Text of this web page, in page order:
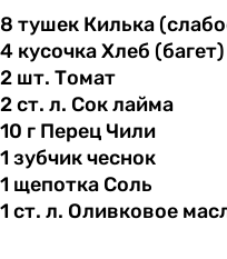
8 тушек Килька
4 кусочкаХлеб (багет)
2 шт. Томат
2 ст. л. Сок лайма
10 г Перец Чили
1 зубчикчеснок
1 щепотка Соль
1 ст. л. Оливковое